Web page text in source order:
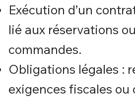
Exécution d’un
lié aux réservations
commandes.
Obligations légales :
exigences fiscales ou